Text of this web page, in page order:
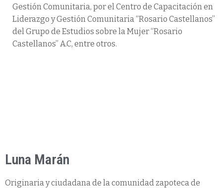
Gestión Comunitaria, por el Centro de Capacitación en
Liderazgo y Gestión Comunitaria “Rosario Castellanos”
del Grupo de Estudios sobre la Mujer “Rosario
Castellanos” A.C, entre otros.
Luna Marán
Originaria y ciudadana de la comunidad zapoteca de